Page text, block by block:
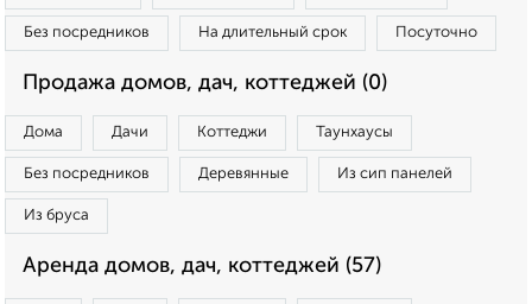
Без посредников На длительный срок Посуточно
Продажа домов, дач, коттеджей (0)
Дома Дачи Коттеджи Таунхаусы
Без посредников Деревянные Из сип панелей
Из бруса
Аренда домов, дач, коттеджей (57)